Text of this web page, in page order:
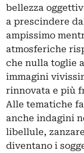
bellezza
a prescindere
ampissimo
atmosferiche
che nulla toglie
immagini
rinnovata e più
Alle tematiche
anche indagini
libellule,
diventano i